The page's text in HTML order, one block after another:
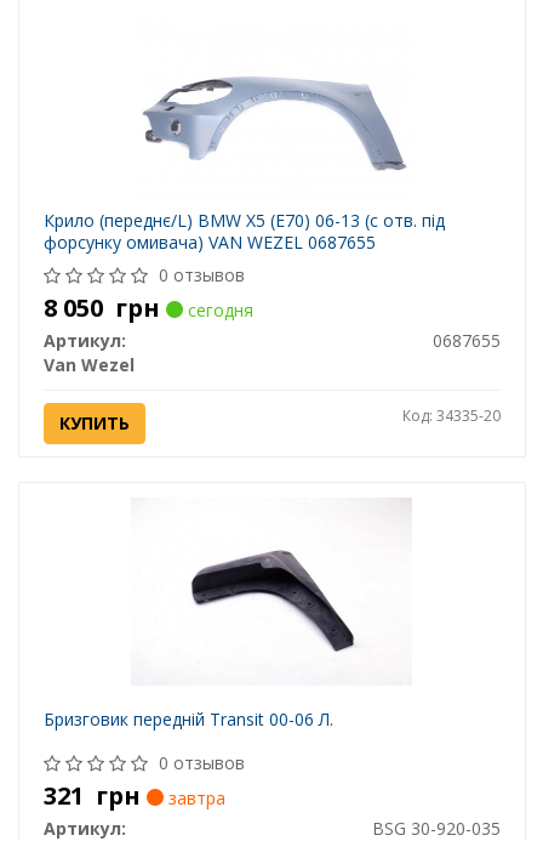
Крило (переднє/L) BMW X5 (E70) 06-13 (с отв. під
форсунку омивача) VAN WEZEL 0687655
0 отзывов
8 050 грн
сегодня
Артикул:
0687655
Van Wezel
КУПИТЬ Код: 34335-20
Бризговик передній Transit 00-06 Л.
0 отзывов
321 грн
завтра
Артикул:
BSG 30-920-035